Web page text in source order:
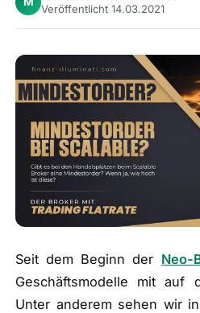
🎁Empfehlungen
📰Artikel
Wie finanziert sich diese Seite?
Über mich
Veröffentlicht 14.03.2021
Seit dem Beginn der Neo-
Geschäftsmodelle mit auf
Unter anderem sehen wir